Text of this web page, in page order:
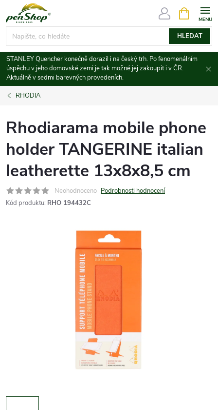
na
obsah
HLEDAT
NÁKUPNÍ
KOŠÍK
STANLEY Quencher konečně dorazil i na český trh. Po fenomenálním
úspěchu v jeho domovské zemi je tak možné jej zakoupit i v ČR.
Aktuálně v sedmi barevných provedeních.
RHODIA
Rhodiarama mobile phone
holder TANGERINE italian
leatherette 13x8x8,5 cm
Neohodnoceno Podrobnosti hodnocení
Kód produktu: RHO 194432C